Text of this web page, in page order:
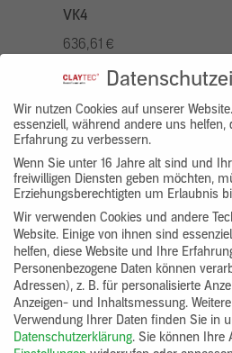
VK4
636,61 €
VK5
810,22 €
VK7
578,73 €
Gruppenprodukt
yosima_designputz_bigb
Wir nutzen Cookies auf unserer
essenziell, während andere uns helfen,
Erfahrung zu verbessern.
Wenn Sie unter 16 Jahre alt sind und
freiwilligen Diensten geben möchten,
Erziehungsberechtigten um Erlaubnis
Wir verwenden Cookies und andere
Website. Einige von ihnen sind
helfen, diese Website und Ihre
Personenbezogene Daten können
Adressen), z. B. für personalisierte
Anzeigen- und Inhaltsmessung.
Verwendung Ihrer Daten finden Sie in
Datenschutzerklärung. Sie können Ihre